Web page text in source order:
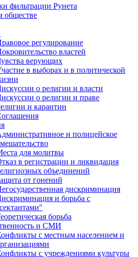
фильтрации Рунета
обществе
регулирование
властей
верующих
в выборах и в политической
о религии и власти
о религии и праве
и карантин
и полицейское
для молитвы
в регистрации и ликвидация
объединений
от гонений
дискриминация
и борьба с
борьба
и СМИ
с местным населением и
с учреждениями культуры